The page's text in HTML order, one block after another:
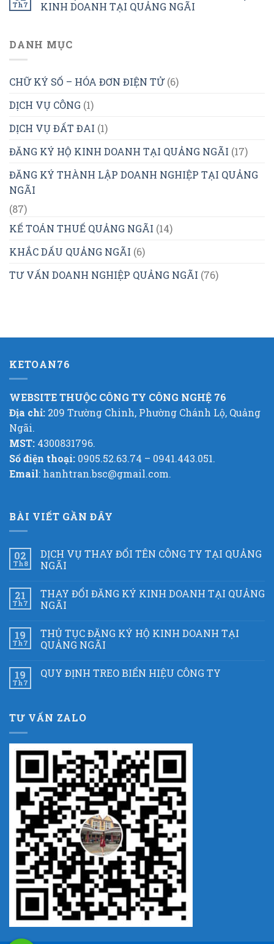
Th7
KINH DOANH TẠI QUẢNG NGÃI
DANH MỤC
CHỮ KÝ SỐ – HÓA ĐƠN ĐIỆN TỬ(6)
DỊCH VỤ CÔNG (1)
DỊCH VỤ ĐẤT ĐAI (1)
ĐĂNG KÝ HỘ KINH DOANH TẠI QUẢNG NGÃI (17)
ĐĂNG KÝ THÀNH LẬP DOANH NGHIỆP TẠI QUẢNG
NGÃI
(87)
KẾ TOÁN THUẾ QUẢNG NGÃI (14)
KHẮC DẤU QUẢNG NGÃI (6)
TƯ VẤN DOANH NGHIỆP QUẢNG NGÃI (76)
KETOAN76
WEBSITE THUỘC CÔNG TY CÔNG NGHỆ 76
Địa chỉ: 209 Trường Chinh, Phường Chánh Lộ, Quảng
Ngãi.
MST: 4300831796.
Số điện thoại: 0905.52.63.74 – 0941.443.051.
Email: hanhtran.bsc@gmail.com.
BÀI VIẾT GẦN ĐÂY
02
Th8
DỊCH VỤ THAY ĐỔI TÊN CÔNG TY TẠI QUẢNG
NGÃI
21
Th7
THAY ĐỔI ĐĂNG KÝ KINH DOANH TẠI QUẢNG
NGÃI
19
Th7
THỦ TỤC ĐĂNG KÝ HỘ KINH DOANH TẠI
QUẢNG NGÃI
19
Th7
QUY ĐỊNH TREO BIỂN HIỆU CÔNG TY
TƯ VẤN ZALO